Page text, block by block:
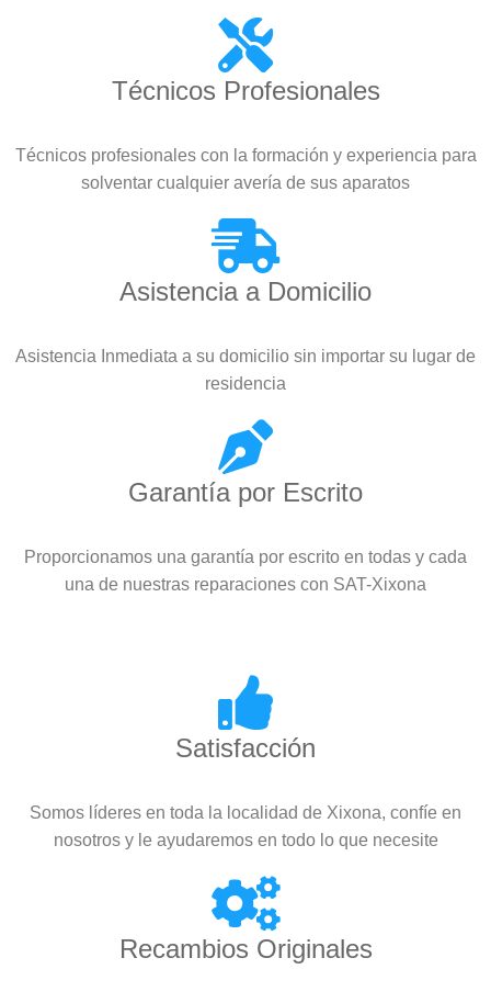
Técnicos Profesionales
Técnicos profesionales con la formación y experiencia para
solventar cualquier avería de sus aparatos
Asistencia a Domicilio
Asistencia Inmediata a su domicilio sin importar su lugar de
residencia
Garantía por Escrito
Proporcionamos una garantía por escrito en todas y cada
una de nuestras reparaciones con SAT-Xixona
Satisfacción
Somos líderes en toda la localidad de Xixona, confíe en
nosotros y le ayudaremos en todo lo que necesite
Recambios Originales